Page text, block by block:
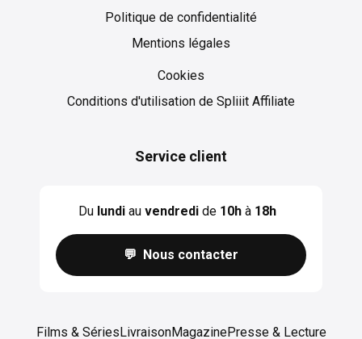
Politique de confidentialité
Mentions légales
Cookies
Conditions d'utilisation de Spliiit Affiliate
Service client
Du lundiau vendredide 10hà 18h
💬 Nous contacter
Films & SériesLivraisonMagazinePresse & Lecture